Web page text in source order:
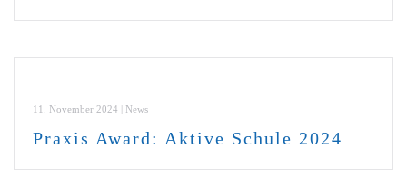
11. November 2024 | News
Praxis Award: Aktive Schule 2024